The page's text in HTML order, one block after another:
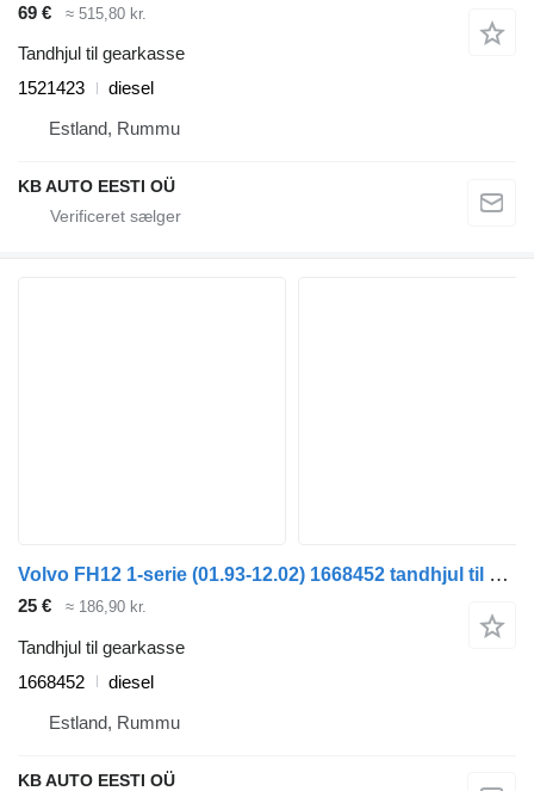
69 € ≈ 515,80 kr.
Tandhjul til gearkasse
1521423
diesel
Estland, Rummu
KB AUTO EESTI OÜ
Volvo FH12 1-serie (01.93-12.02) 1668452 tandhjul til gearkasse til Volvo FH12, FH16, NH12, FH, VNL780 (1993-2014) lastbil
25 € ≈ 186,90 kr.
Tandhjul til gearkasse
1668452
diesel
Estland, Rummu
KB AUTO EESTI OÜ